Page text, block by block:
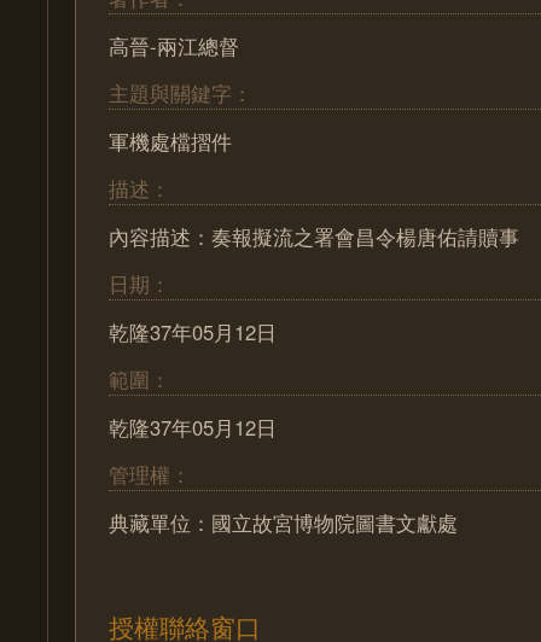
高晉-兩江總督
主題與關鍵字：
軍機處檔摺件
描述：
內容描述：奏報擬流之署會昌令楊唐佑請贖事
日期：
乾隆37年05月12日
範圍：
乾隆37年05月12日
管理權：
典藏單位：國立故宮博物院圖書文獻處
授權聯絡窗口